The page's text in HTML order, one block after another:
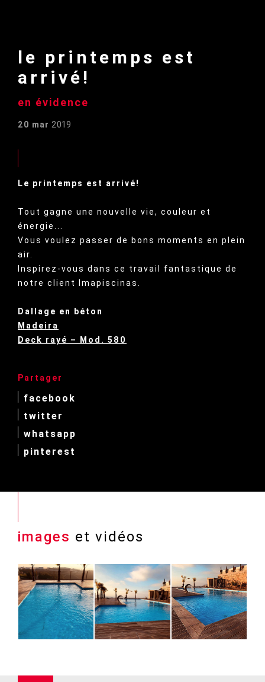
le printemps est
arrivé!
en évidence
20 mar 2019
Le printemps est arrivé!
Tout gagne une nouvelle vie, couleur et
énergie...
Vous voulez passer de bons moments en plein
air.
Inspirez-vous dans ce travail fantastique de
notre client Imapiscinas.
Dallage en béton
Madeira
Deck rayé – Mod. 580
Partager
facebook
twitter
whatsapp
pinterest
images et vidéos